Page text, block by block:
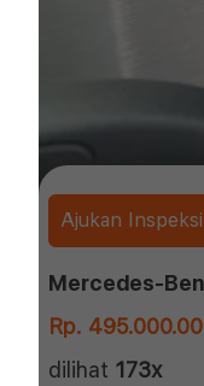
Ajukan
Rp.
dilihat 173x